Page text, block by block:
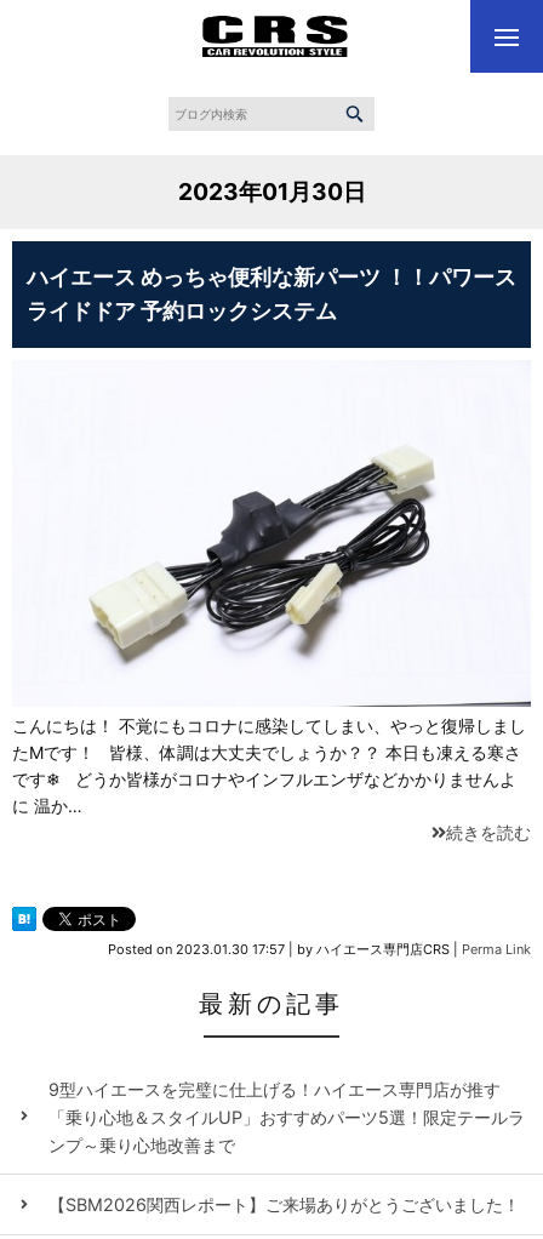
2023年01月30日
ハイエース めっちゃ便利な新パーツ ！！パワース
ライドドア 予約ロックシステム
こんにちは！ 不覚にもコロナに感染してしまい、やっと復帰しまし
たMです！ 皆様、体調は大丈夫でしょうか？？ 本日も凍える寒さ
です❄ どうか皆様がコロナやインフルエンザなどかかりませんよ
に 温か…
続きを読む
Posted on 2023.01.30 17:57 by ハイエース専門店CRS Perma Link
最新の記事
9型ハイエースを完璧に仕上げる！ハイエース専門店が推す
「乗り心地＆スタイルUP」おすすめパーツ5選！限定テールラ
ンプ～乗り心地改善まで
【SBM2026関西レポート】ご来場ありがとうございました！